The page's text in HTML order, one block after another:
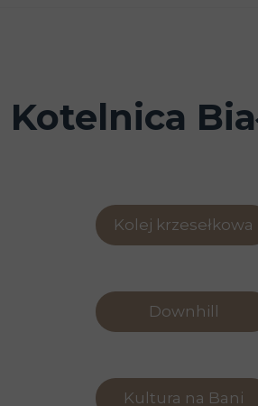
Kultura na Bani
Downhill
Kolej krzesełkowa
Kotelnica